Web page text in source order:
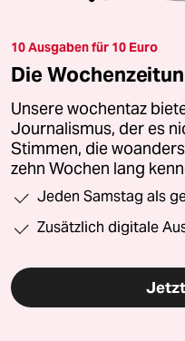
10 Ausgaben für 10 Euro
Die
Unsere wochentaz
Journalismus, der es
Stimmen, die
zehn Wochen lang
Jeden Samstag als
Zusätzlich digitale